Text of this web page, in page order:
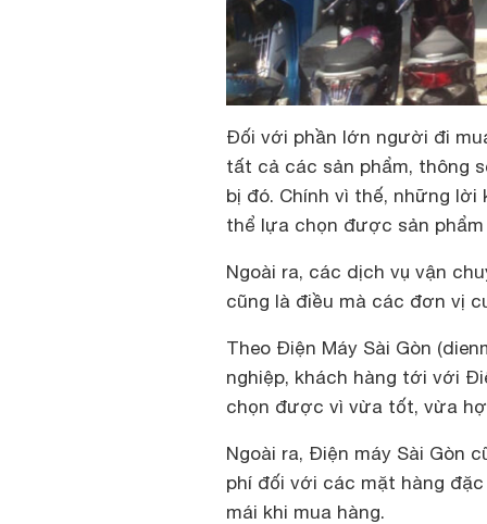
Đối với phần lớn người đi
tất cả các sản phẩm, thông
bị đó. Chính vì thế, những
thể lựa chọn được sản
Ngoài ra, các dịch vụ vận
cũng là điều mà các đơn vị
Theo Điện Máy Sài Gòn
nghiệp, khách hàng tới với
chọn được vì vừa tốt, vừa
Ngoài ra, Điện máy Sài Gòn
phí đối với các mặt hàng
mái khi mua hàng.